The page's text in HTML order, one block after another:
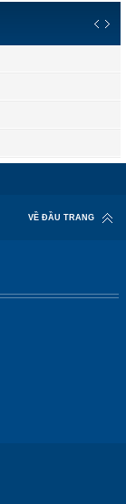
VỀ ĐẦU TRANG